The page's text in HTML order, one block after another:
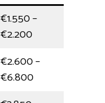
€1.550 –
€2.200
€2.600 –
€6.800